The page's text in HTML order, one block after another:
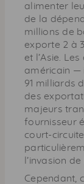
alimenter
de la
millions de
exporte 2 à
et l’Asie.
américain —
91 milliards
des
majeurs
fournisseur
court-
l’invasion
Cependant,